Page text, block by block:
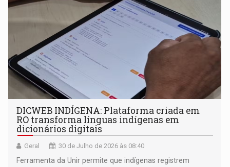
DICWEB INDÍGENA: Plataforma criada em
RO transforma línguas indígenas em
dicionários digitais
Geral 30 de Julho de 2026 às 08:40
Ferramenta da Unir permite que indígenas registrem